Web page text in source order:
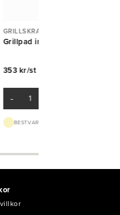
GRILLSKRAPOR & BORSTAR
Grillpad inkl skurblock och nät
353 kr/st
-
BEST.VARA 3-5D